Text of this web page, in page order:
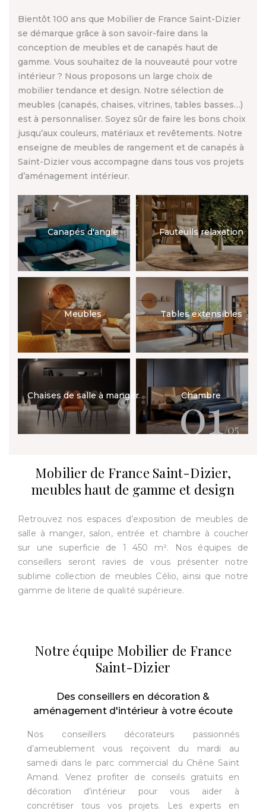
Bientôt 100 ans que Mobilier de France Saint-Dizier
se démarque grâce à son savoir-faire dans la
conception de meubles et de canapés haut de
gamme. Vous souhaitez de la nouveauté pour votre
intérieur ? Nous proposons un large choix de
mobilier tendance et design. Notre sélection de
meubles (canapés, chaises, vitrines, tables basses…)
est à personnaliser. Soyez sûr de faire les bons choix
jusqu’aux couleurs, matériaux et revêtements. Notre
enseigne de meubles de rangement et de canapés à
Saint-Dizier vous accompagne dans tous vos projets
d’aménagement intérieur.
Canapés d'angle Fauteuils relaxation
Meubles Tables extensibles
Chaises de salle à manger Chambre
Mobilier de France Saint-Dizier,
meubles haut de gamme et design
Retrouvez nos espaces d’exposition de meubles de
salle à manger, salon, entrée et chambre à coucher
sur une superficie de 1 450 m². Nos équipes de
conseillers seront ravies de vous présenter notre
sublime collection de meubles Célio, ainsi que notre
gamme de literie de qualité supérieure.
01/05
Notre équipe Mobilier de France
Saint-Dizier
Des conseillers en décoration &
aménagement d'intérieur à votre écoute
Nos conseillers décorateurs passionnés
d’ameublement vous reçoivent du mardi au
samedi dans le parc commercial du Chêne Saint
Amand. Venez profiter de conseils gratuits en
décoration d’intérieur pour vous aider à
concrétiser tous vos projets. Les experts en